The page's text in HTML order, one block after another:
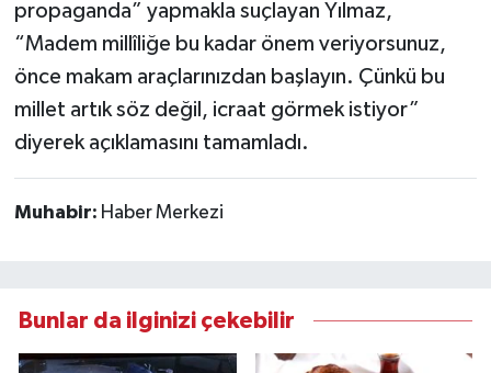
propaganda” yapmakla suçlayan Yılmaz,
“Madem millîliğe bu kadar önem veriyorsunuz,
önce makam araçlarınızdan başlayın. Çünkü bu
millet artık söz değil, icraat görmek istiyor”
diyerek açıklamasını tamamladı.
Muhabir: Haber Merkezi
Bunlar da ilginizi çekebilir